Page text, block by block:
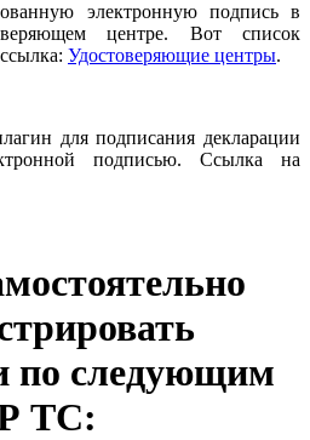
электронную подпись в
центре. Вот список
Удостоверяющие центры.
для подписания декларации
подписью. Ссылка на
по следующим
ТС: